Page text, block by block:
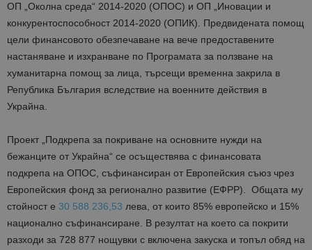
ОП „Околна среда“ 2014-2020 (ОПОС) и ОП „Иновации и
конкурентоспособност 2014-2020 (ОПИК). Предвидената помощ
цели финансовото обезпечаване на вече предоставените
настаняване и изхранване по Програмата за ползване на
хуманитарна помощ за лица, търсещи временна закрила в
Република България вследствие на военните действия в
Украйна.
Проект „Подкрепа за покриване на основните нужди на
бежанците от Украйна“ се осъществява с финансовата
подкрепа на ОПОС, съфинансиран от Европейския съюз чрез
Европейския фонд за регионално развитие (ЕФРР). Общата му
стойност е 30 588 236,53 лева, от които 85% европейско и 15%
национално съфинансиране. В резултат на което са покрити
разходи за 728 877 нощувки с включена закуска и топъл обяд на